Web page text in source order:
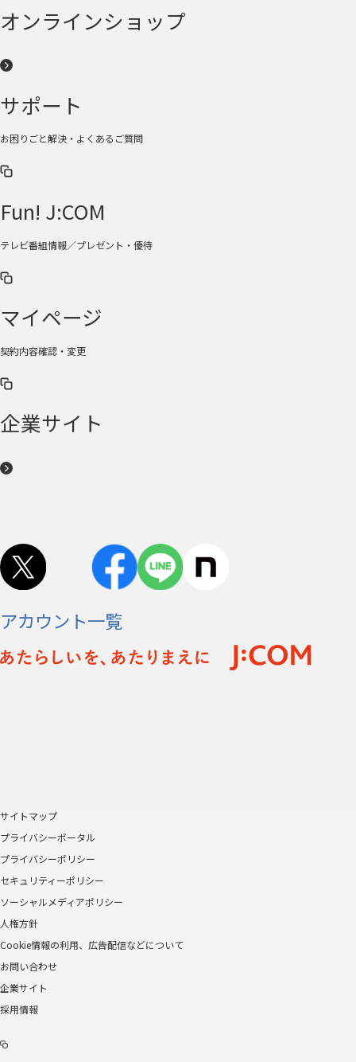
オンラインショップ
サポート
お困りごと解決・よくあるご質問
Fun! J:COM
テレビ番組情報／プレゼント・優待
マイページ
契約内容確認・変更
企業サイト
アカウント一覧
サイトマップ
プライバシーポータル
プライバシーポリシー
セキュリティーポリシー
ソーシャルメディアポリシー
人権方針
Cookie情報の利用、広告配信などについて
お問い合わせ
企業サイト
採用情報